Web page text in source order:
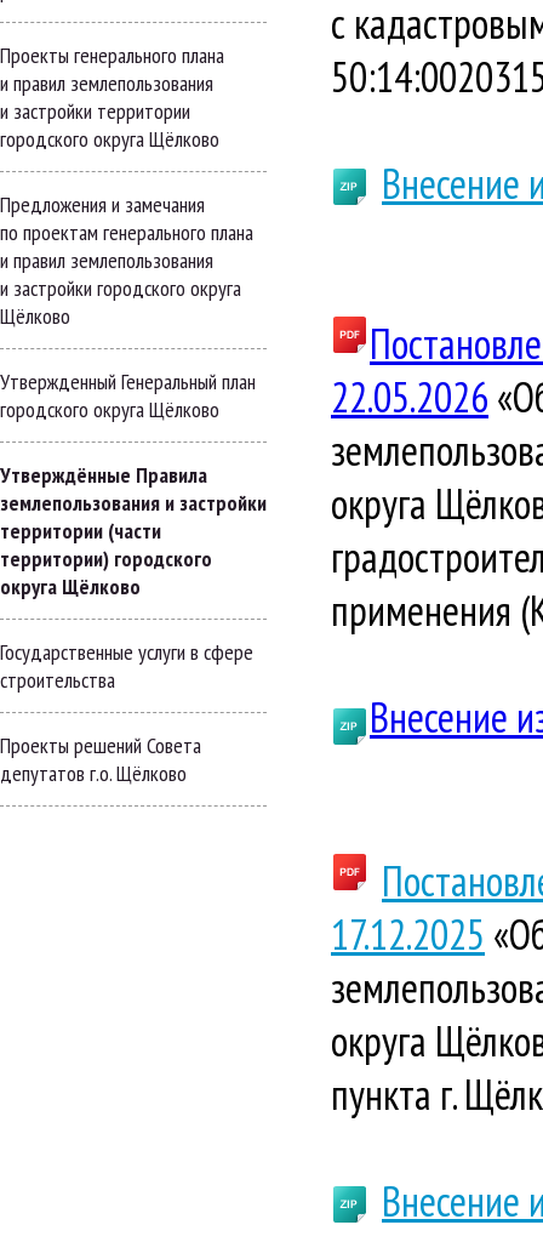
Проекты генерального плана
и правил землепользования
и застройки территории
городского округа Щёлково
Предложения и замечания
по проектам генерального плана
и правил землепользования
и застройки городского округа
Щёлково
Утвержденный Генеральный план
городского округа Щёлково
Утверждённые Правила
землепользования и застройки
территории (части
территории) городского
округа Щёлково
Государственные услуги в сфере
строительства
Проекты решений Совета
депутатов г.о. Щёлково
с
Внесение
22.05.2026
округа
применения
Внесение
17.12.2025
округа
пункта г.
Внесение